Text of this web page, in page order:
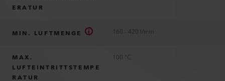
ERATUR
MIN. LUFTMENGE 160 - 420 l/min
MAX.
LUFTEINTRITTSTEMPE
RATUR
100 °C